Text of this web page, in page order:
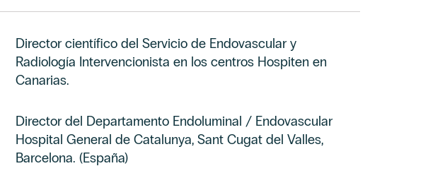
Director científico del Servicio de Endovascular y
Radiología Intervencionista en los centros Hospiten en
Canarias.
Director del Departamento Endoluminal / Endovascular
Hospital General de Catalunya, Sant Cugat del Valles,
Barcelona. (España)